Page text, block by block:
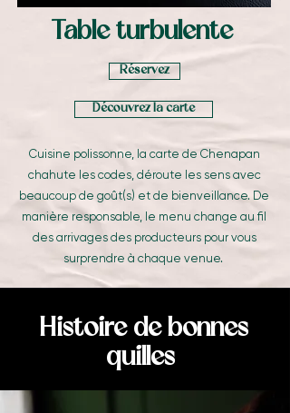
Table turbulente
Réservez
Découvrez la carte
Cuisine polissonne, la carte de Chenapan
chahute les codes, déroute les sens avec
beaucoup de goût(s) et de bienveillance. De
manière responsable, le menu change au fil
des arrivages des producteurs pour vous
surprendre à chaque venue.
Histoire de bonnes
quilles